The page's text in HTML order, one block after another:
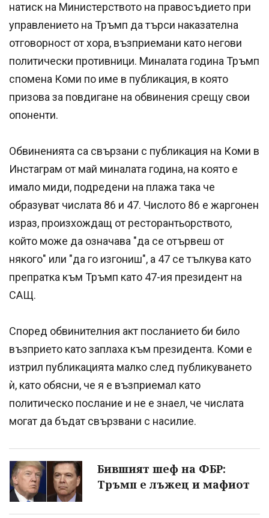
натиск на Министерството на правосъдието при
управлението на Тръмп да търси наказателна
отговорност от хора, възприемани като негови
политически противници. Миналата година Тръмп
спомена Коми по име в публикация, в която
призова за повдигане на обвинения срещу свои
опоненти.
Обвиненията са свързани с публикация на Коми в
Инстаграм от май миналата година, на която е
имало миди, подредени на плажа така че
образуват числата 86 и 47. Числото 86 е жаргонен
израз, произхождащ от ресторантьорството,
който може да означава "да се отървеш от
някого" или "да го изгониш", а 47 се тълкува като
препратка към Тръмп като 47-ия президент на
САЩ.
Според обвинителния акт посланието би било
възприето като заплаха към президента. Коми е
изтрил публикацията малко след публикуването
ѝ, като обясни, че я е възприемал като
политическо послание и не е знаел, че числата
могат да бъдат свързвани с насилие.
Бившият шеф на ФБР:
Тръмп е лъжец и мафиот